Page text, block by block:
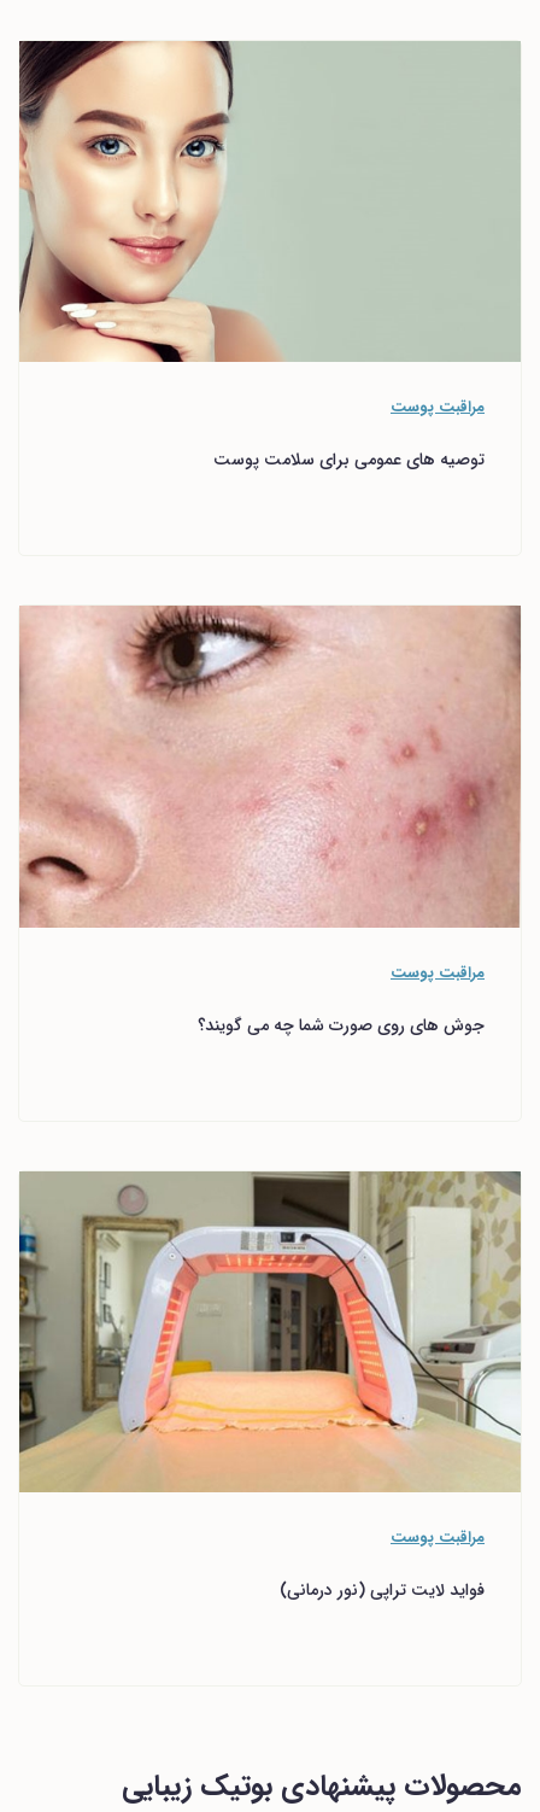
مراقبت پوست
توصیه های عمومی برای سلامت پوست
مراقبت پوست
جوش های روی صورت شما چه می گویند؟
مراقبت پوست
فواید لایت تراپی (نور درمانی)
محصولات پیشنهادی بوتیک زیبایی